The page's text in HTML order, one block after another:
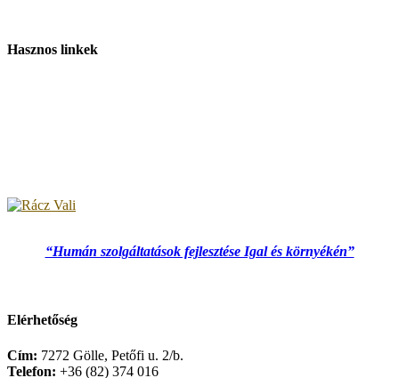
Hasznos linkek
“Humán szolgáltatások fejlesztése Igal és környékén”
Elérhetőség
Cím: 7272 Gölle, Petőfi u. 2/b.
Telefon: +36 (82) 374 016